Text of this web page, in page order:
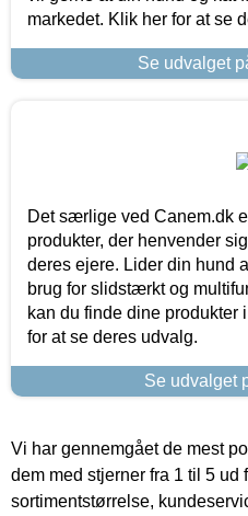
markedet. Klik her for at se
Se udvalget
Det særlige ved Canem.dk
produkter, der henvender
deres ejere. Lider din hund
brug for slidstærkt og
kan du finde dine produkter
for at se deres udvalg.
Se udvalget
Vi har gennemgået de mest
dem med stjerner fra 1 til 5 ud
sortimentstørrelse,